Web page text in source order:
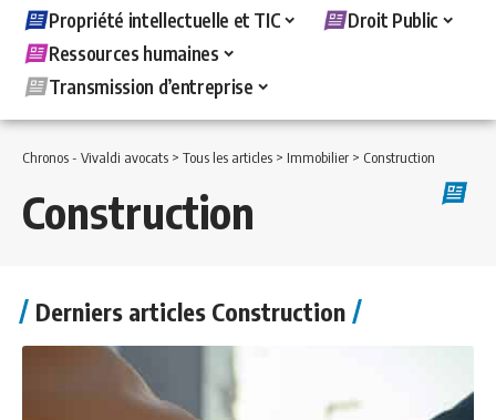
Propriété intellectuelle et TIC
Droit Public
Ressources humaines
Transmission d’entreprise
Chronos - Vivaldi avocats > Tous les articles > Immobilier > Construction
Construction
Derniers articles Construction